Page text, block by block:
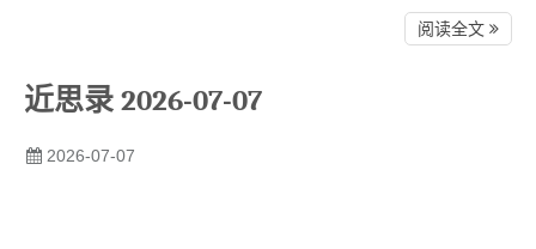
阅读全文
近思录 2026-07-07
2026-07-07